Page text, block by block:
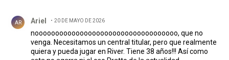
AR Ariel 20 DE MAYO DE 2026
nooooooooooooooooooooooooooooooooooo, que no
venga. Necesitamos un central titular, pero que realmente
quiera y pueda jugar en River. Tiene 38 años!!! Así como